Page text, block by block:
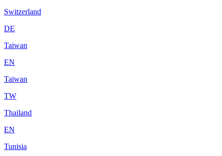
Switzerland
DE
Taiwan
EN
Taiwan
TW
Thailand
EN
Tunisia